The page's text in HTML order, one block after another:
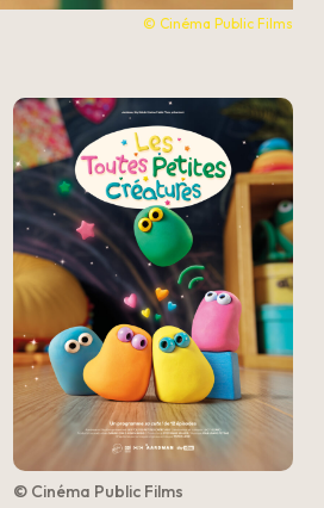
© Cinéma Public Films
© Cinéma Public Films